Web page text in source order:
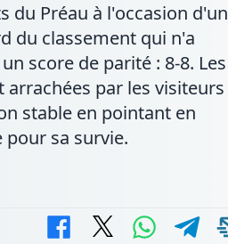
du Préau à l'occasion d'un
du classement qui n'a
score de parité : 8-8. Les
par les visiteurs
stable en pointant en
sa survie.